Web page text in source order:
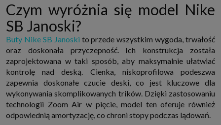
Administratorzy danych mogą powierzać Twoje dane podwykonawcom IT,
księgowym, agencjom marketingowym etc. Zrobią to jedynie na
podstawie umowy o powierzenie przetwarzania danych zobowiązującej
taki podmiot do odpowiedniego zabezpieczenia danych i niekorzystania z
nich do własnych celów.
Cookies
Na naszych stronach używamy znaczników internetowych takich jak pliki
np. cookie lub local storage do zbierania i przetwarzania danych
osobowych w celu personalizowania treści i reklam oraz analizowania
ruchu na stronach, aplikacjach i w Internecie. W ten sposób technologię tę
wykorzystują również podmioty z Grupy SAGIER oraz nasi Zaufani
Partnerzy, którzy także chcą dopasowywać reklamy do Twoich preferencji.
Cookies to dane informatyczne zapisywane w plikach i przechowywane na
Twoim urządzeniu końcowym (tj. twój komputer, tablet, smartphone itp.),
które przeglądarka wysyła do serwera przy każdorazowym wejściu na
Czym wyróżnia się model Nike
SB Janoski?
Buty Nike SB Janoski to przede wszystkim wygoda, trwałość
oraz doskonała przyczepność. Ich konstrukcja została
zaprojektowana w taki sposób, aby maksymalnie ułatwiać
kontrolę nad deską. Cienka, niskoprofilowa podeszwa
zapewnia doskonałe czucie deski, co jest kluczowe dla
wykonywania skomplikowanych trików. Dzięki zastosowaniu
technologii Zoom Air w pięcie, model ten oferuje również
odpowiednią amortyzację, co chroni stopy podczas lądowań.